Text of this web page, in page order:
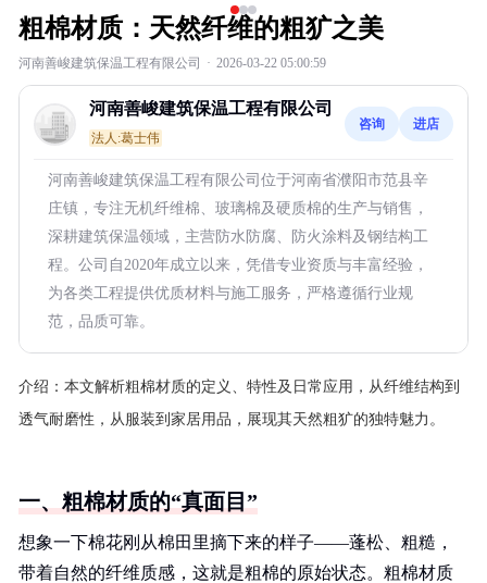
粗棉材质：天然纤维的粗犷之美
河南善峻建筑保温工程有限公司 · 2026-03-22 05:00:59
河南善峻建筑保温工程有限公司
法人:葛士伟
咨询 进店
河南善峻建筑保温工程有限公司位于河南省濮阳市范县辛
庄镇，专注无机纤维棉、玻璃棉及硬质棉的生产与销售，
深耕建筑保温领域，主营防水防腐、防火涂料及钢结构工
程。公司自2020年成立以来，凭借专业资质与丰富经验，
为各类工程提供优质材料与施工服务，严格遵循行业规
范，品质可靠。
介绍： 本文解析粗棉材质的定义、特性及日常应用，从纤维结构到
透气耐磨性，从服装到家居用品，展现其天然粗犷的独特魅力。
一、粗棉材质的“真面目”
想象一下棉花刚从棉田里摘下来的样子——蓬松、粗糙，
带着自然的纤维质感，这就是粗棉的原始状态。粗棉材质